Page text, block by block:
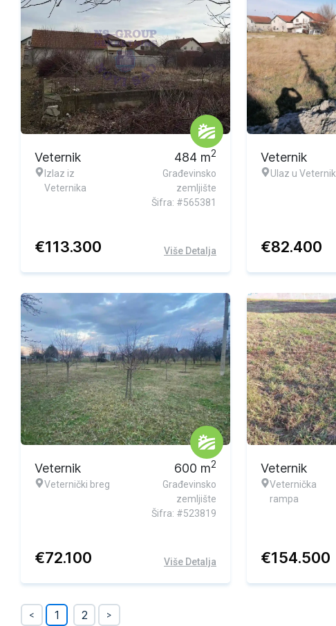
Veternik
Izlaz iz
Veternika
484 m2
Građevinsko
zemljište
Šifra: #565381
€113.300 Više Detalja
Veternik
Ulaz u Veternik
€82.400
Veternik
Veternički breg
600 m2
Građevinsko
zemljište
Šifra: #523819
€72.100 Više Detalja
Veternik
Veternička
rampa
€154.500
< 1 2 >